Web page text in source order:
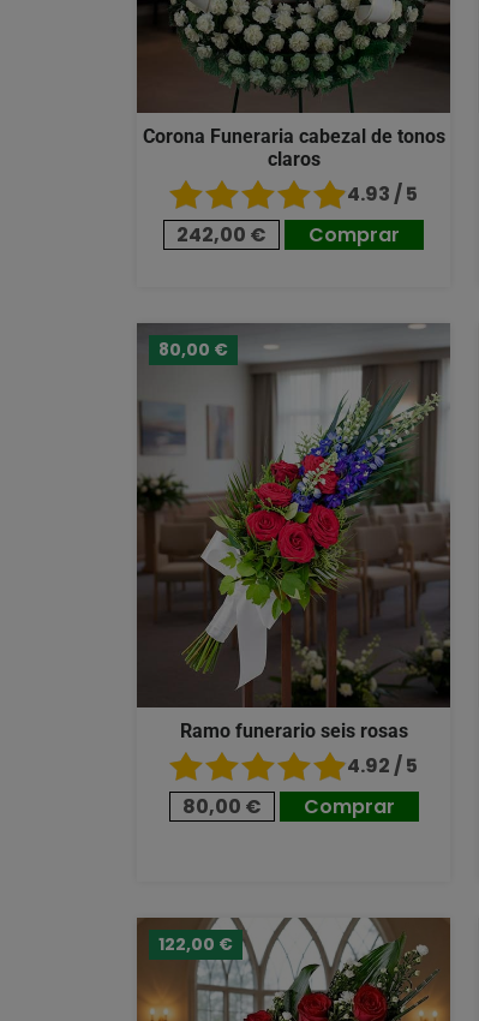
Corona Funeraria cabezal de tonos
claros
4.93 / 5
242,00 €
Comprar
80,00 €
Ramo funerario seis rosas
4.92 / 5
80,00 €
Comprar
122,00 €